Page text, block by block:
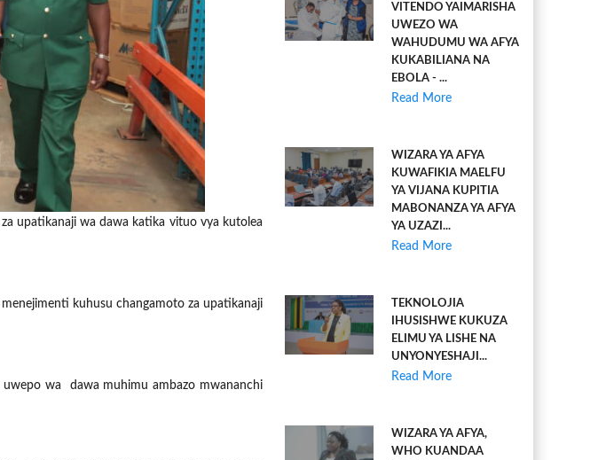
upatikanaji wa dawa katika vituo vya kutolea
kuhusu changamoto za upatikanaji
uwepo wa dawa muhimu ambazo mwananchi
VITENDO YAIMARISHA
UWEZO WA
WAHUDUMU WA AFYA
KUKABILIANA NA
EBOLA - ...
Read More
WIZARA YA AFYA
KUWAFIKIA MAELFU
YA VIJANA KUPITIA
MABONANZA YA AFYA
YA UZAZI...
Read More
TEKNOLOJIA
IHUSISHWE KUKUZA
ELIMU YA LISHE NA
UNYONYESHAJI...
Read More
WIZARA YA AFYA,
WHO KUANDAA